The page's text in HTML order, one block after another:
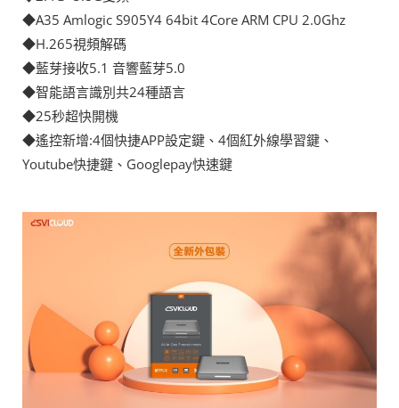
◆A35 Amlogic S905Y4 64bit 4Core ARM CPU 2.0Ghz
◆H.265視頻解碼
◆藍芽接收5.1 音響藍芽5.0
◆智能語言識別共24種語言
◆25秒超快開機
◆遙控新增:4個快捷APP設定鍵、4個紅外線學習鍵、
Youtube快捷鍵、Googlepay快速鍵